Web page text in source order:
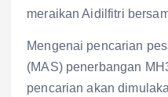
meraikan Aidilfitri
Mengenai pencarian
(MAS) penerbangan
pencarian akan